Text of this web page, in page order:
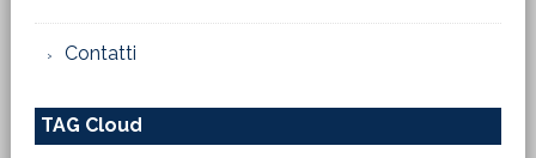
Contatti
TAG Cloud